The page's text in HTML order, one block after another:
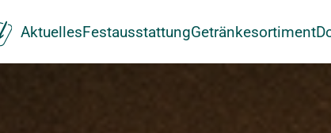
AktuellesFestausstattungGetränkesortiment